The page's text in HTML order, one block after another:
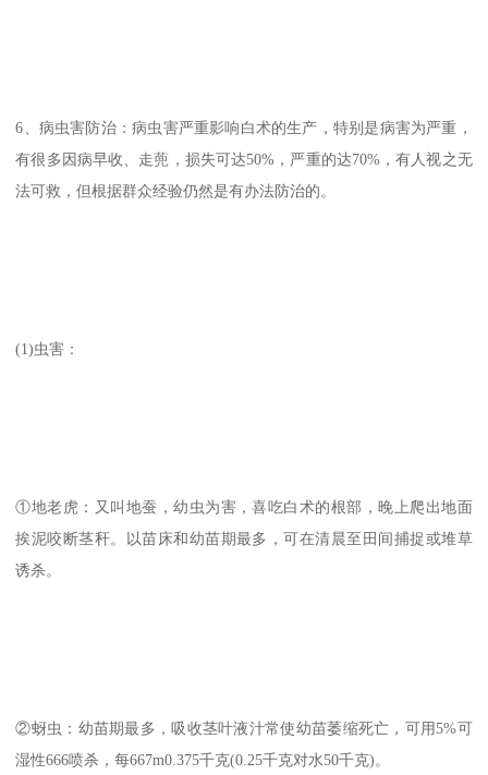
6、病虫害防治：病虫害严重影响白术的生产，特别是病害为严重，
有很多因病早收、走蔸，损失可达50%，严重的达70%，有人视之无
法可救，但根据群众经验仍然是有办法防治的。
(1)虫害：
①地老虎：又叫地蚕，幼虫为害，喜吃白术的根部，晚上爬出地面
挨泥咬断茎秆。以苗床和幼苗期最多，可在清晨至田间捕捉或堆草
诱杀。
②蚜虫：幼苗期最多，吸收茎叶液汁常使幼苗萎缩死亡，可用5%可
湿性666喷杀，每667m0.375千克(0.25千克对水50千克)。